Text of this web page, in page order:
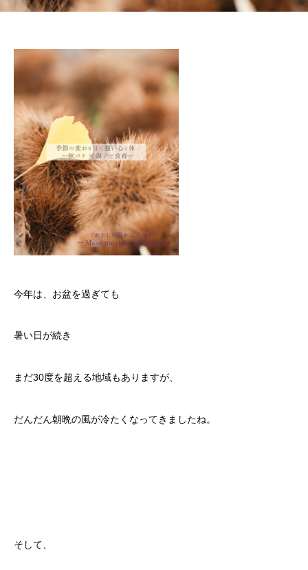
今年は、お盆を過ぎても
暑い日が続き
まだ30度を超える地域もありますが、
だんだん朝晩の風が冷たくなってきましたね。
そして、